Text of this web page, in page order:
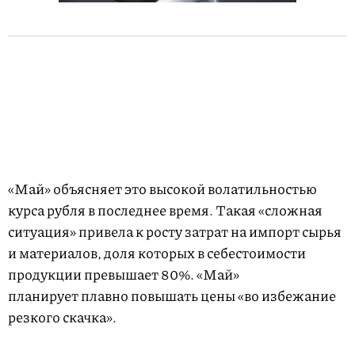
«Май» объясняет это высокой волатильностью
курса рубля в последнее время. Такая «сложная
ситуация» привела к росту затрат на импорт сырья
и материалов, доля которых в себестоимости
продукции превышает 80%. «Май»
планирует плавно повышать цены «во избежание
резкого скачка».